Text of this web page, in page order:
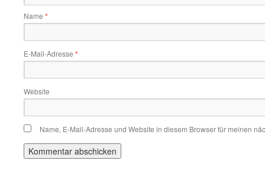
Name *
E-Mail-Adresse *
Website
Name, E-Mail-Adresse und Website in diesem Browser für meinen